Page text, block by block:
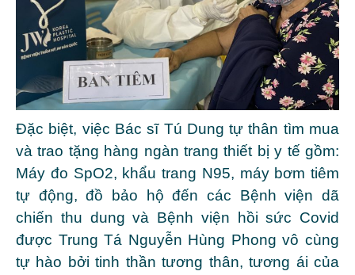
Đặc biệt, việc Bác sĩ Tú Dung tự thân tìm mua
và trao tặng hàng ngàn trang thiết bị y tế gồm:
Máy đo SpO2, khẩu trang N95, máy bơm tiêm
tự động, đồ bảo hộ đến các Bệnh viện dã
chiến thu dung và Bệnh viện hồi sức Covid
được Trung Tá Nguyễn Hùng Phong vô cùng
tự hào bởi tinh thần tương thân, tương ái của